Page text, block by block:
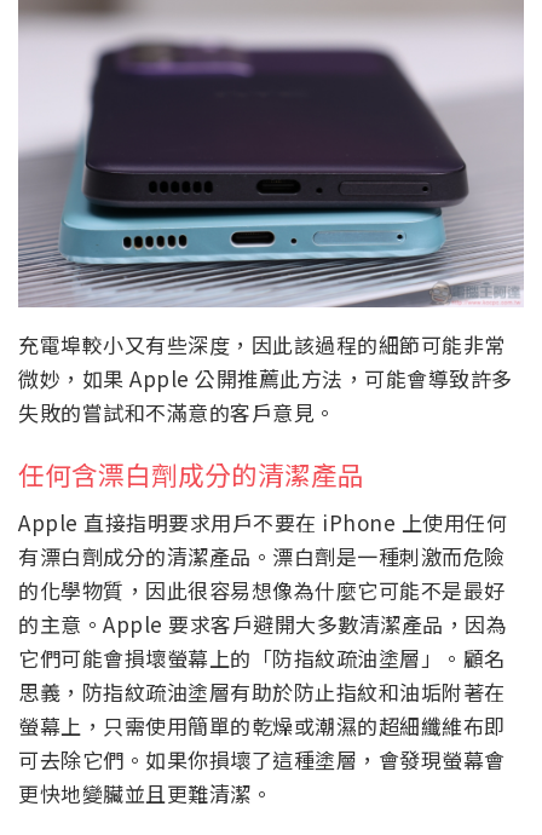
充電埠較小又有些深度，因此該過程的細節可能非常
微妙，如果 Apple 公開推薦此方法，可能會導致許多
失敗的嘗試和不滿意的客戶意見。
任何含漂白劑成分的清潔產品
Apple 直接指明要求用戶不要在 iPhone 上使用任何
有漂白劑成分的清潔產品。漂白劑是一種刺激而危險
的化學物質，因此很容易想像為什麼它可能不是最好
的主意。Apple 要求客戶避開大多數清潔產品，因為
它們可能會損壞螢幕上的「防指紋疏油塗層」。顧名
思義，防指紋疏油塗層有助於防止指紋和油垢附著在
螢幕上，只需使用簡單的乾燥或潮濕的超細纖維布即
可去除它們。如果你損壞了這種塗層，會發現螢幕會
更快地變臟並且更難清潔。